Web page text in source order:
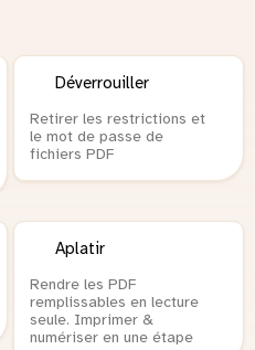
Déverrouiller
Retirer les restrictions et
le mot de passe de
fichiers PDF
Aplatir
Rendre les PDF
remplissables en lecture
seule. Imprimer &
numériser en une étape